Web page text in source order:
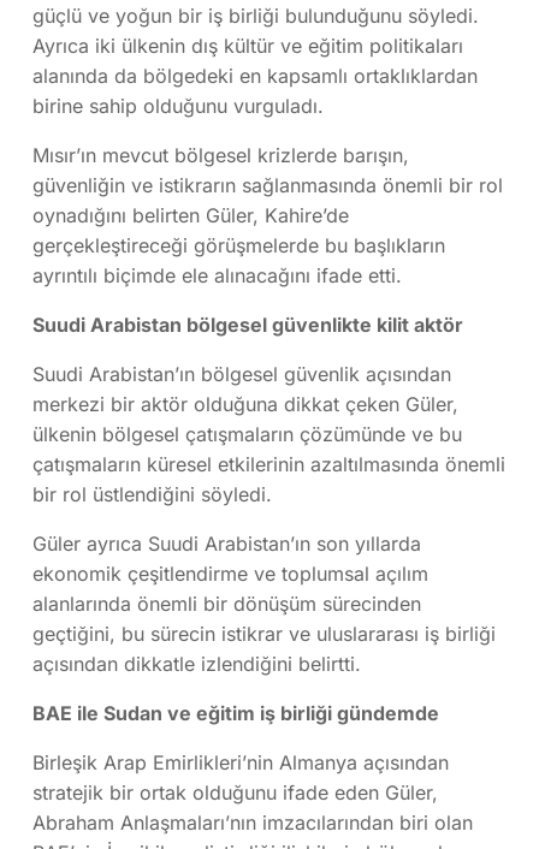
güçlü ve yoğun bir iş birliği bulunduğunu söyledi.
Ayrıca iki ülkenin dış kültür ve eğitim politikaları
alanında da bölgedeki en kapsamlı ortaklıklardan
birine sahip olduğunu vurguladı.
Mısır’ın mevcut bölgesel krizlerde barışın,
güvenliğin ve istikrarın sağlanmasında önemli bir rol
oynadığını belirten Güler, Kahire’de
gerçekleştireceği görüşmelerde bu başlıkların
ayrıntılı biçimde ele alınacağını ifade etti.
Suudi Arabistan bölgesel güvenlikte kilit aktör
Suudi Arabistan’ın bölgesel güvenlik açısından
merkezi bir aktör olduğuna dikkat çeken Güler,
ülkenin bölgesel çatışmaların çözümünde ve bu
çatışmaların küresel etkilerinin azaltılmasında önemli
bir rol üstlendiğini söyledi.
Güler ayrıca Suudi Arabistan’ın son yıllarda
ekonomik çeşitlendirme ve toplumsal açılım
alanlarında önemli bir dönüşüm sürecinden
geçtiğini, bu sürecin istikrar ve uluslararası iş birliği
açısından dikkatle izlendiğini belirtti.
BAE ile Sudan ve eğitim iş birliği gündemde
Birleşik Arap Emirlikleri’nin Almanya açısından
stratejik bir ortak olduğunu ifade eden Güler,
Abraham Anlaşmaları’nın imzacılarından biri olan